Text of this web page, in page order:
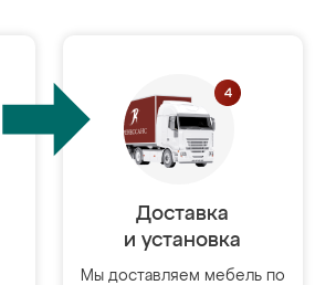
Доставка
и установка
Мы доставляем мебель по